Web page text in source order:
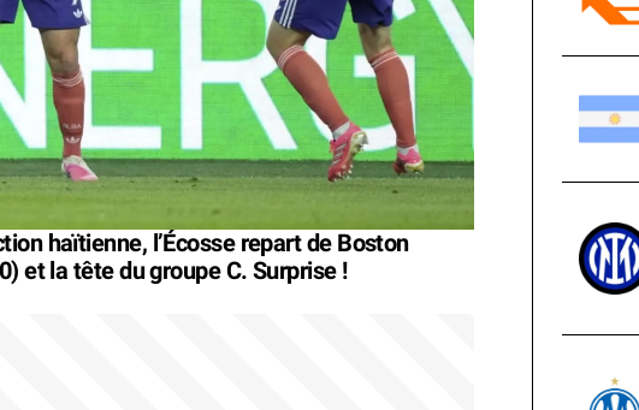
haïtienne, l’Écosse repart de Boston
et la tête du groupe C. Surprise !